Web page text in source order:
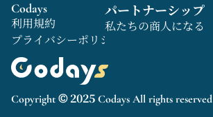
Copyright © 2025 Codays All rights reserved
Codays
利用規約
プライバシーポリシー
パートナーシップ
私たちの商人になる